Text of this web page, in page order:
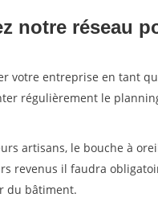
notre réseau
votre entreprise en tant
régulièrement le
artisans, le bouche à
revenus il faudra
du bâtiment.